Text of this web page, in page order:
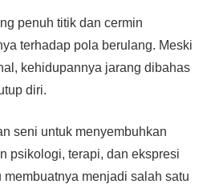
penuh titik dan cermin
terhadap pola berulang. Meski
kehidupannya jarang dibahas
diri.
seni untuk menyembuhkan
psikologi, terapi, dan ekspresi
menjadi salah satu